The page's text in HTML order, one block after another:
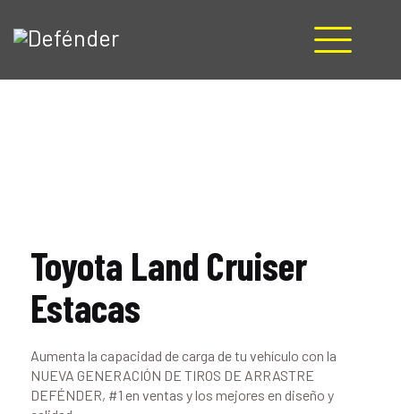
CONTACTO
Toyota Land Cruiser
Estacas
Aumenta la capacidad de carga de tu vehículo con la
NUEVA GENERACIÓN DE TIROS DE ARRASTRE
DEFÉNDER, #1 en ventas y los mejores en diseño y